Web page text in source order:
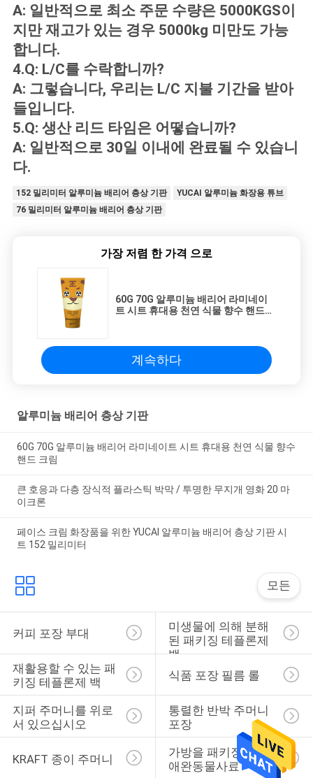
A: 일반적으로 최소 주문 수량은 5000KGS이
지만 재고가 있는 경우 5000kg 미만도 가능
합니다.
4.Q: L/C를 수락합니까?
A: 그렇습니다, 우리는 L/C 지불 기간을 받아
들입니다.
5.Q: 생산 리드 타임은 어떻습니까?
A: 일반적으로 30일 이내에 완료될 수 있습니
다.
152 밀리미터 알루미늄 배리어 층상 기판
YUCAI 알루미늄 화장용 튜브
76 밀리미터 알루미늄 배리어 층상 기판
가장 저렴 한 가격 으로
60G 70G 알루미늄 배리어 라미네이
트 시트 휴대용 천연 식물 향수 핸드
계속하다
알루미늄 배리어 층상 기판
60G 70G 알루미늄 배리어 라미네이트 시트 휴대용 천연 식물 향수
핸드 크림
큰 호응과 다층 장식적 플라스틱 박막 / 투명한 무지개 영화 20 마
이크론
페이스 크림 화장품을 위한 YUCAI 알루미늄 배리어 층상 기판 시
트 152 밀리미터
모든
커피 포장 부대
미생물에 의해 분해
된 패키징 테플론제
백
재활용할 수 있는 패
키징 테플론제 백
식품 포장 필름 롤
지퍼 주머니를 위로
서 있으십시오
통렬한 반박 주머니
포장
KRAFT 종이 주머니
가방을 패키징하는
애완동물사료